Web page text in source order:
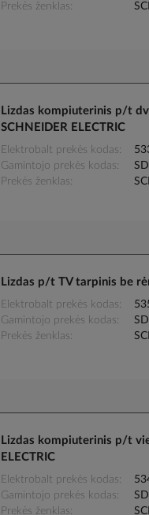
Prekės ženklas
Lizdas kompiuterinis p/t
SCHNEIDER ELECTRIC
Elektrobalt prekės kodas
Gamintojo prekės kodas
Prekės ženklas
Lizdas p/t TV tarpinis be
Elektrobalt prekės kodas
Gamintojo prekės kodas
Prekės ženklas
Lizdas kompiuterinis p/t
ELECTRIC
Elektrobalt prekės kodas
Gamintojo prekės kodas
Prekės ženklas